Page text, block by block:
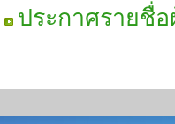
ประกาศรายชื่